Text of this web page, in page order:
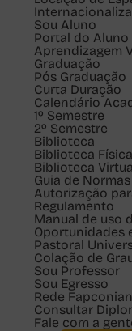
Sou Aluno
Portal do Aluno
Aprendizagem
Graduação
Pós Graduação
Curta Duração
Calendário
1º Semestre
2º Semestre
Biblioteca
Biblioteca Física
Biblioteca
Guia de
Autorização
Regulamento
Manual de uso
Oportunidades
Pastoral
Colação de
Sou Professor
Sou Egresso
Rede
Consultar
Fale com a